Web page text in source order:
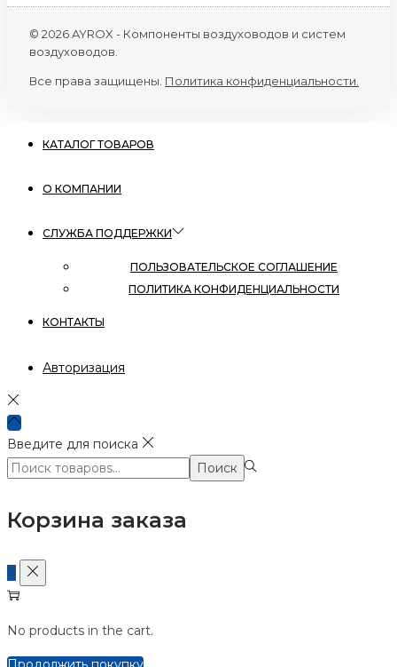
© 2026 AYROX - Компоненты воздуховодов и систем
воздуховодов.
Все права защищены. Политика конфиденциальности.
КАТАЛОГ ТОВАРОВ
О КОМПАНИИ
СЛУЖБА ПОДДЕРЖКИ
ПОЛЬЗОВАТЕЛЬСКОЕ СОГЛАШЕНИЕ
ПОЛИТИКА КОНФИДЕНЦИАЛЬНОСТИ
КОНТАКТЫ
Авторизация
Введите для поиска
Поиск:>
Поиск
Корзина заказа
0
No products in the cart.